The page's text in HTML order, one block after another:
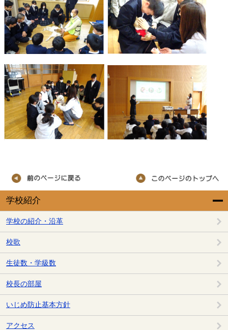
学校紹介
学校の紹介・沿革
校歌
生徒数・学級数
校長の部屋
いじめ防止基本方針
アクセス